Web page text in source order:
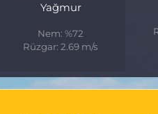
Yağmur
Nem: %72
Rüzgar: 2.69 m/s